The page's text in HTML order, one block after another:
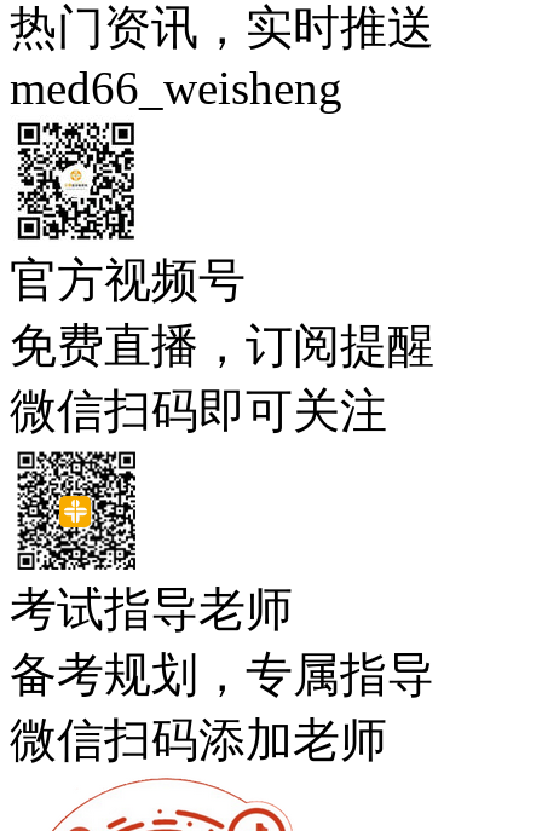
热门资讯，实时推送
med66_weisheng
官方视频号
免费直播，订阅提醒
微信扫码即可关注
考试指导老师
备考规划，专属指导
微信扫码添加老师